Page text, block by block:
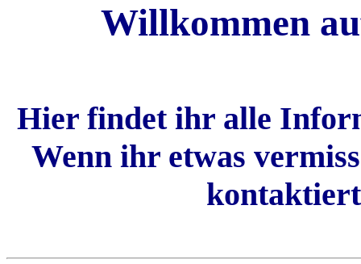
Willkommen
Hier findet ihr alle
Wenn ihr etwas